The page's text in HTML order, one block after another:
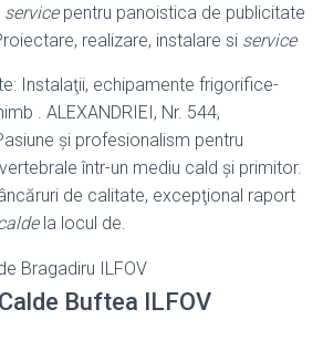
servicepentru panoistica de publicitate
realizare, instalare si service
Instalaţii, echipamente frigorifice-
. ALEXANDRIEI, Nr. 544,
şi profesionalism pentru
într-un mediu cald şi primitor.
de calitate, excepţional raport
la locul de.
Buftea ILFOV